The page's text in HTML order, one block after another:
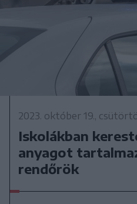
2023. október 19.,
Iskolákban
anyagot
rendőrök